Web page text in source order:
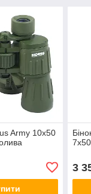
Army 10x50
3